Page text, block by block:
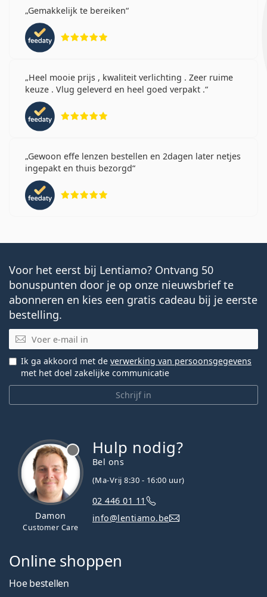
Gemakkelijk te bereiken
Heel mooie prijs , kwaliteit verlichting . Zeer ruime
keuze . Vlug geleverd en heel goed verpakt .
Gewoon effe lenzen bestellen en 2dagen later netjes
ingepakt en thuis bezorgd
Voor het eerst bij Lentiamo? Ontvang 50
bonuspunten door je op onze nieuwsbrief te
abonneren en kies een gratis cadeau bij je eerste
bestelling.
E-mail
Schrijf in
Ik ga akkoord met de verwerking van persoonsgegevens
met het doel zakelijke communicatie
Damon
Customer Care
Hulp nodig?
Bel ons
(Ma-Vrij 8:30 - 16:00 uur)
02 446 01 11
info@lentiamo.be
Online shoppen
Hoe bestellen